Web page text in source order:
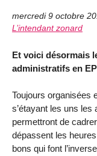
mercredi 9 octobre
L’intendant zonard
Et voici désormais
administratifs en
Toujours organisées
s’étayant les uns
permettront de
dépassent les
bons qui font